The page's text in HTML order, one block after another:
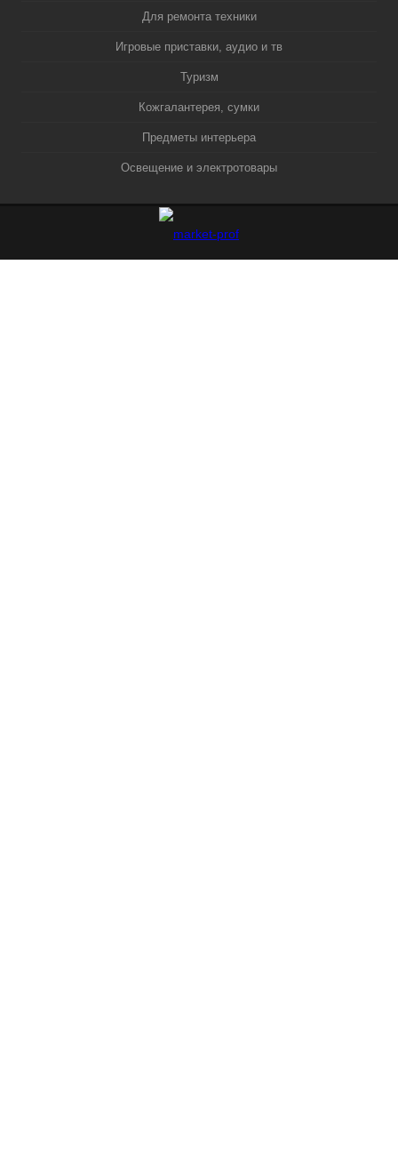
Для ремонта техники
Игровые приставки, аудио и тв
Туризм
Кожгалантерея, сумки
Предметы интерьера
Освещение и электротовары